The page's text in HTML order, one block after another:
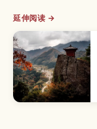
延伸阅读 →